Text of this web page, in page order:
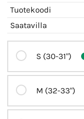
Tuotekoodi
Saatavilla
S (30-31")
M (32-33")